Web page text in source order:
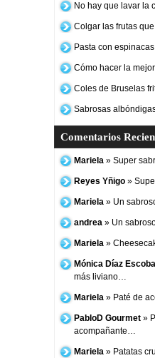
No hay que lavar la
Colgar las frutas
Pasta con
Cómo hacer la
Coles de Bruselas
Sabrosas
Comentarios
Mariela » Super
Reyes Yñigo »
Mariela » Un
andrea » Un
Mariela »
Mónica Díaz
más liviano…
Mariela » Paté de
PabloD Gourmet »
acompañante…
Mariela » Patatas